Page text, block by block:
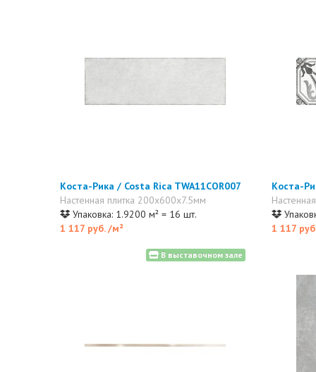
Коста-Рика / Costa Rica TWA11COR007
Настенная плитка 200x600x7.5мм
Упаковка: 1.9200 м² = 16 шт.
1 117 руб./м²
Коста-
1 117
В выставочном зале